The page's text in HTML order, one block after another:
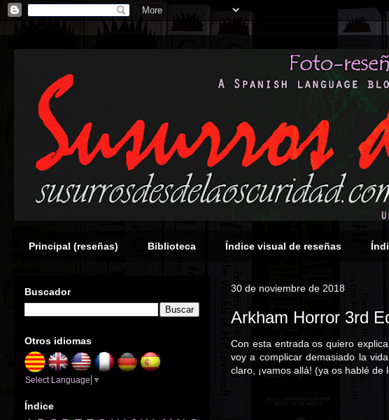
Principal (reseñas) Biblioteca Índice visual de reseñas
30 de noviembre de 2018
Arkham Horror 3rd
Con esta entrada os quiero
voy a complicar demasiado la
claro, ¡vamos allá! (ya os hablé
Buscador
Otros idiomas
Select Language ▼
Índice